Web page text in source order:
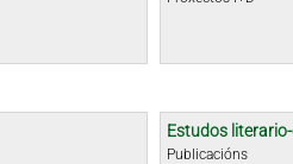
Estudos
Publicacións